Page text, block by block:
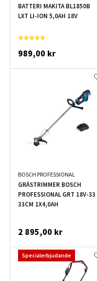
BATTERI MAKITA BL1850B
LXT LI-ION 5,0AH 18V
989,00 kr
BOSCH PROFESSIONAL
GRÄSTRIMMER BOSCH
PROFESSIONAL GRT 18V-33
33CM 1X4,0AH
2 895,00 kr
Specialerbjudande